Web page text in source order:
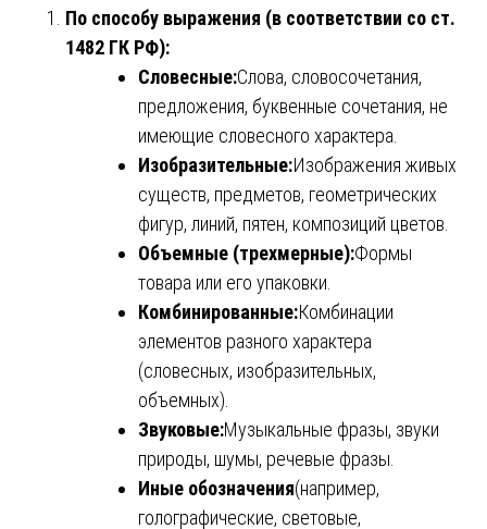
По способу выражения (в соответствии со ст.
1482 ГК РФ):
Словесные:Слова, словосочетания,
предложения, буквенные сочетания, не
имеющие словесного характера.
Изобразительные:Изображения живых
существ, предметов, геометрических
фигур, линий, пятен, композиций цветов.
Объемные (трехмерные):Формы
товара или его упаковки.
Комбинированные:Комбинации
элементов разного характера
(словесных, изобразительных,
объемных).
Звуковые:Музыкальные фразы, звуки
природы, шумы, речевые фразы.
Иные обозначения(например,
голографические, световые,